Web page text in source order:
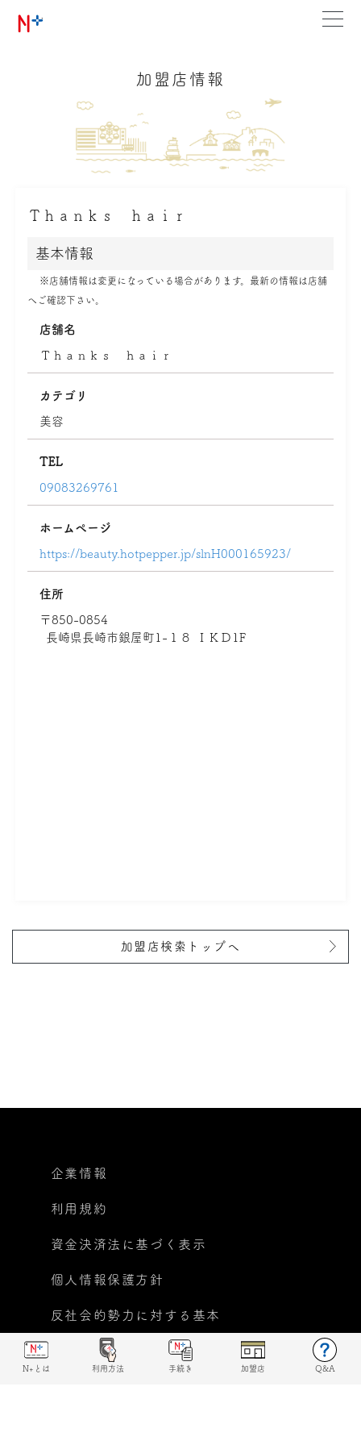
加盟店情報
Ｔｈａｎｋｓ ｈａｉｒ
基本情報
※店舗情報は変更になっている場合があります。最新の情報は店舗
へご確認下さい。
店舗名
Ｔｈａｎｋｓ ｈａｉｒ
カテゴリ
美容
TEL
09083269761
ホームページ
https://beauty.hotpepper.jp/slnH000165923/
住所
〒850-0854
長崎県長崎市銀屋町1-１８ ＩＫＤ1F
加盟店検索トップへ
© 2019 N+ All rights reserved.
企業情報
利用規約
資金決済法に基づく表示
個人情報保護方針
反社会的勢力に対する基本
方針宣言
N+とは 利用方法 手続き 加盟店 Q&A